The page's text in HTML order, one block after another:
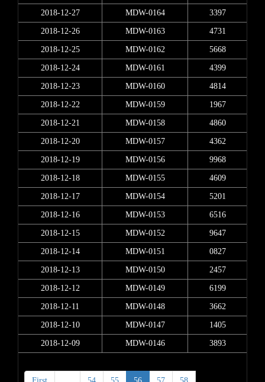
2018-12-27 MDW-0164 3397
2018-12-26 MDW-0163 4731
2018-12-25 MDW-0162 5668
2018-12-24 MDW-0161 4399
2018-12-23 MDW-0160 4814
2018-12-22 MDW-0159 1967
2018-12-21 MDW-0158 4860
2018-12-20 MDW-0157 4362
2018-12-19 MDW-0156 9968
2018-12-18 MDW-0155 4609
2018-12-17 MDW-0154 5201
2018-12-16 MDW-0153 6516
2018-12-15 MDW-0152 9647
2018-12-14 MDW-0151 0827
2018-12-13 MDW-0150 2457
2018-12-12 MDW-0149 6199
2018-12-11 MDW-0148 3662
2018-12-10 MDW-0147 1405
2018-12-09 MDW-0146 3893